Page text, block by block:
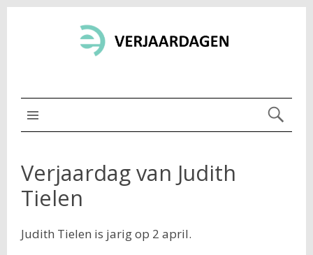
Verjaardag van Judith
Tielen
Judith Tielen is jarig op 2 april.